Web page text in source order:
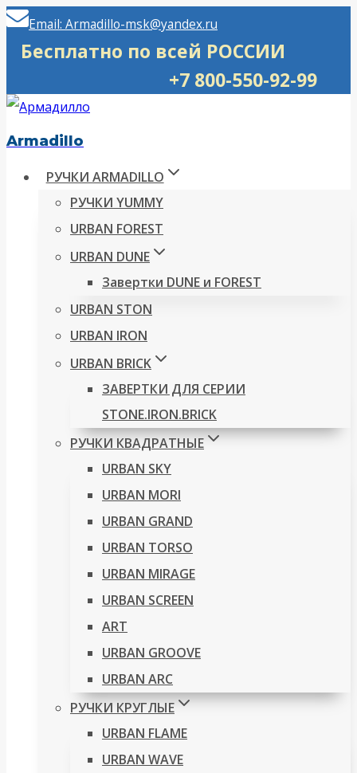
Перейти
Email: Armadillo-msk@yandex.ru
Бесплатно по всей РОССИИ
+7 800-550-92-99
Armadillo
РУЧКИ ARMADILLO
РУЧКИ YUMMY
URBAN FOREST
URBAN DUNE
Завертки DUNE и FOREST
URBAN STON
URBAN IRON
URBAN BRICK
ЗАВЕРТКИ ДЛЯ СЕРИИ
STONE.IRON.BRICK
РУЧКИ КВАДРАТНЫЕ
URBAN SKY
URBAN MORI
URBAN GRAND
URBAN TORSO
URBAN MIRAGE
URBAN SCREEN
ART
URBAN GROOVE
URBAN ARC
РУЧКИ КРУГЛЫЕ
URBAN FLAME
URBAN WAVE